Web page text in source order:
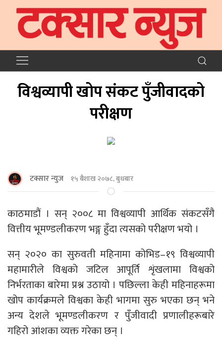
विश्वव्यापी खोप संकट पुँजीवादको
परीक्षण
टक्सार न्युज १५ बैशाख २०७८, बुधबार
काठमाडौं । सन् २००८ मा विश्वव्यापी आर्थिक संकटसँगै
वित्तीय भूमण्डलीकरण भङ्ग हुँदा त्यसको परीक्षण भयो ।
सन् २०२० का सुरुवती महिनामा कोभिड–१९ विश्वव्यापी
महामारीले विश्वको जटिल आपूर्ति शृंखलामा विश्वको
निर्भरताका बारेमा प्रश्न उठायो । पछिल्ला केही महिनाहरूमा
खोप कार्यक्रमले विश्वका केही भागमा सुरु भएका छन् भने
अन्य देशले भूमण्डलीकरण र पुँजीवादी प्रणालीहरूबारे
गहिरो आंशका व्यक्त गरेका छन् ।